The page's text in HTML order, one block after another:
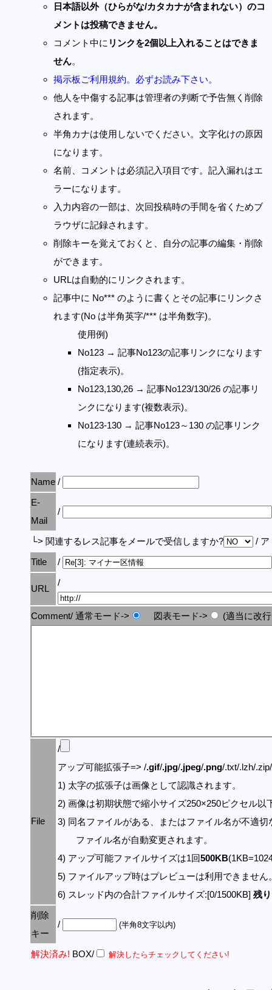
日本語以外（ひらがな/カタカナが含まれない）のコ
メントは投稿できません。
コメント中に リンクを2個以上入れることはできま
せん。
掲示板ご利用規約。必ずお読み下さい。
他人を中傷する記事は管理者の判断で予告無く削除
されます。
半角カナは使用しないでください。文字化けの原因
になります。
名前、コメントは必須記入項目です。記入漏れはエ
ラーになります。
入力内容の一部は、次回投稿時の手間を省くためブ
ラウザに記録されます。
削除キーを覚えておくと、自分の記事の編集・削除
ができます。
URLは自動的にリンクされます。
記事中に No*** のように書くとその記事にリンクさ
れます(No は半角英字/*** は半角数字)。
使用例)
No123 → 記事No123の記事リンクになります
(指定表示)。
No123,130,26 → 記事No123/130/26 の記事リ
ンクになります(複数表示)。
No123-130 → 記事No123～130 の記事リンク
になります(連続表示)。
Name /
E-
Mail
/
└> 関連するレス記事をメールで受信しますか?
/ ア
Title
/
URL
/
Comment/ 通常モード-> 図表モード-> (適当に改
File
/
アップ可能拡張子=> /.gif/.jpg/.jpeg/.png/.txt/.lzh/
1) 太字の拡張子は画像として認識されます。
2) 画像は初期状態で縮小サイズ250×250ピクセル以
3) 同名ファイルがある、またはファイル名が不適切
ファイル名が自動変更されます。
4) アップ可能ファイルサイズは1回500KB
5) ファイルアップ時はプレビューは利用できません
6) スレッド内の合計ファイルサイズ:[0/1500KB] 残
削除
キー
/ (半角8文字以内)
解決済み! BOX/ 解決したらチェックしてください!